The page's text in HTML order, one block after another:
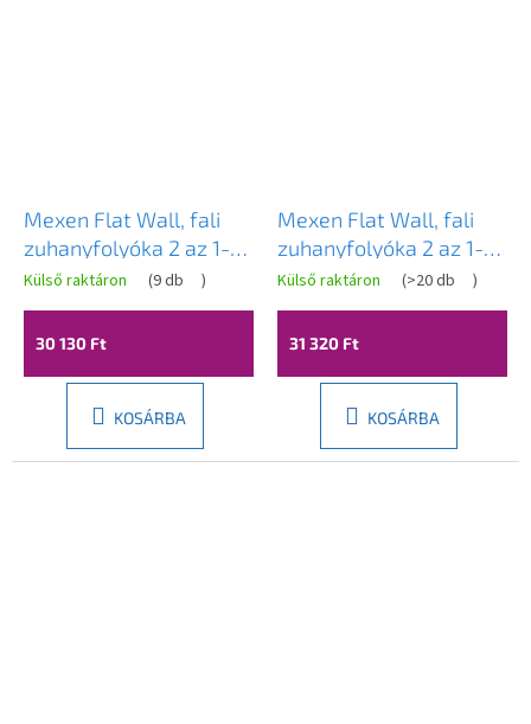
Mexen Flat Wall, fali
zuhanyfolyóka 2 az 1-
ben, 60 cm, matt arany,
1A30060
Külső raktáron (9 db )
30 130 Ft
KOSÁRBA
Mexen Flat Wall, fali
zuhanyfolyóka 2 az 1-
ben, 60 cm, rozéarany,
1630060
Külső raktáron (>20 db )
31 320 Ft
KOSÁRBA